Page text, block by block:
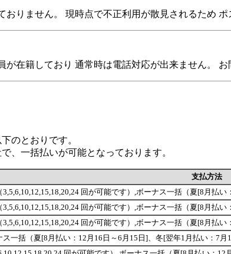
おりません。 現時点で不正利用が散見されるため
が在籍しており 通常時は電話対応が出来ません。 お
のとおりです。
、一括払いが可能となっております。
支払方法
3,5,6,10,12,15,18,20,24 回が可能です）,ボーナス一括（夏[8月払
3,5,6,10,12,15,18,20,24 回が可能です）,ボーナス一括（夏[8月払
3,5,6,10,12,15,18,20,24 回が可能です）,ボーナス一括（夏[8月払
ス一括（夏[8月払い：12月16日～6月15日]、冬[翌年1月払い：7月